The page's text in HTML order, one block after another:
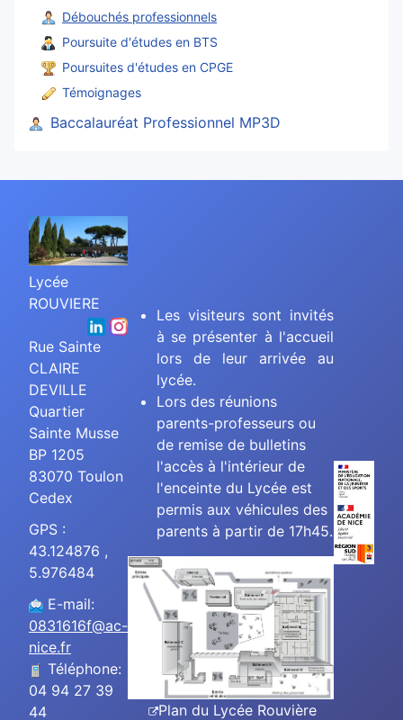
Débouchés professionnels
Poursuite d'études en BTS
Poursuites d'études en CPGE
Témoignages
Baccalauréat Professionnel MP3D
Lycée
ROUVIERE
Rue Sainte
CLAIRE
DEVILLE
Quartier
Sainte Musse
BP 1205
83070 Toulon
Cedex
GPS :
43.124876 ,
5.976484
E-mail:
0831616f@ac-
nice.fr
Téléphone:
04 94 27 39
44
Les visiteurs sont invités
à se présenter à l'accueil
lors de leur arrivée au
lycée.
Lors des réunions
parents-professeurs ou
de remise de bulletins
l'accès à l'intérieur de
l'enceinte du Lycée est
permis aux véhicules des
parents à partir de 17h45.
Plan du Lycée Rouvière